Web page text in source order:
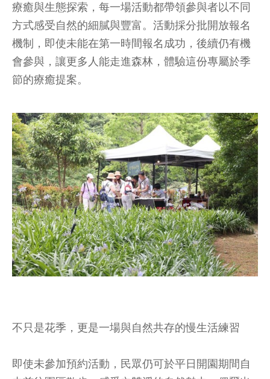
療癒與生態探索，每一場活動都帶領參與者以不同
方式感受自然的細膩與豐富。活動採分批開放報名
機制，即使未能在第一時間報名成功，後續仍有機
會參與，讓更多人能走進森林，體驗這份專屬於季
節的療癒提案。
不只是花季，更是一場與自然共存的慢生活練習
即使未參加預約活動，民眾仍可於平日開園期間自